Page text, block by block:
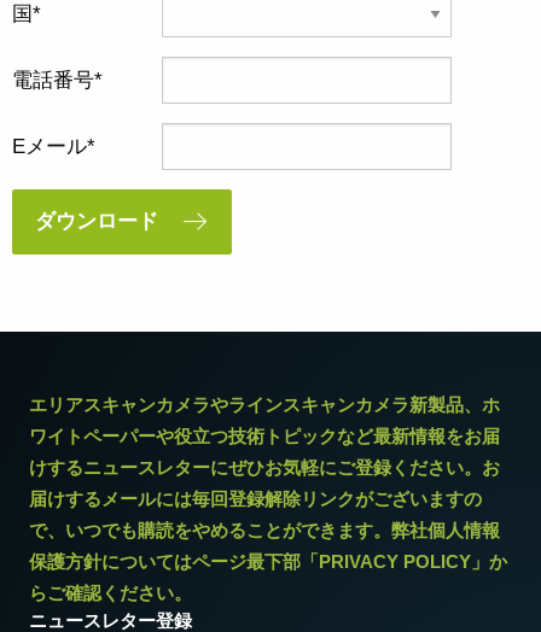
国
電話番号
Eメール
ダウンロード
エリアスキャンカメラやラインスキャンカメラ新製品、ホ
ワイトペーパーや役立つ技術トピックなど最新情報をお届
けするニュースレターにぜひお気軽にご登録ください。お
届けするメールには毎回登録解除リンクがございますの
で、いつでも購読をやめることができます。弊社個人情報
保護方針についてはページ最下部「PRIVACY POLICY」か
らご確認ください。
ニュースレター登録